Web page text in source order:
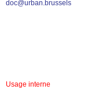
doc@urban.brussels
Usage interne